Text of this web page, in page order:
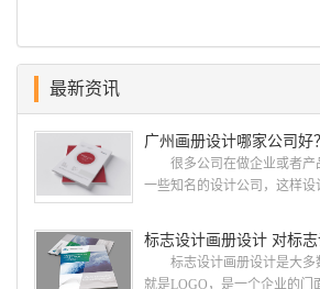
最新资讯
很多公司在做企业或者产
一些知名的设计公司，这样
就给大家说说广州画册设计
册设计哪家公司好？本地人
计 广州古柏品牌设计有限
标志设计画册设计 对标志
标志设计画册设计是大多
就是LOGO，是一个企业的门